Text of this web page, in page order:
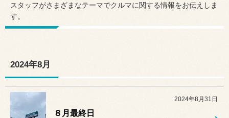
スタッフがさまざまなテーマでクルマに関する情報をお伝えしま
す。
2024年8月
2024年8月31日
８月最終日